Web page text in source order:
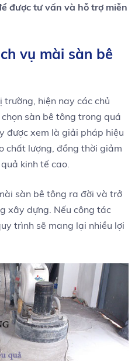
được tư vấn và hỗ trợ miễn
vụ mài sàn bê
hiện nay các chủ
sàn bê tông trong quá
được xem là giải pháp hiệu
chất lượng, đồng thời giảm
kinh tế cao.
sàn bê tông ra đời và trở
xây dựng. Nếu công tác
trình sẽ mang lại nhiều lợi